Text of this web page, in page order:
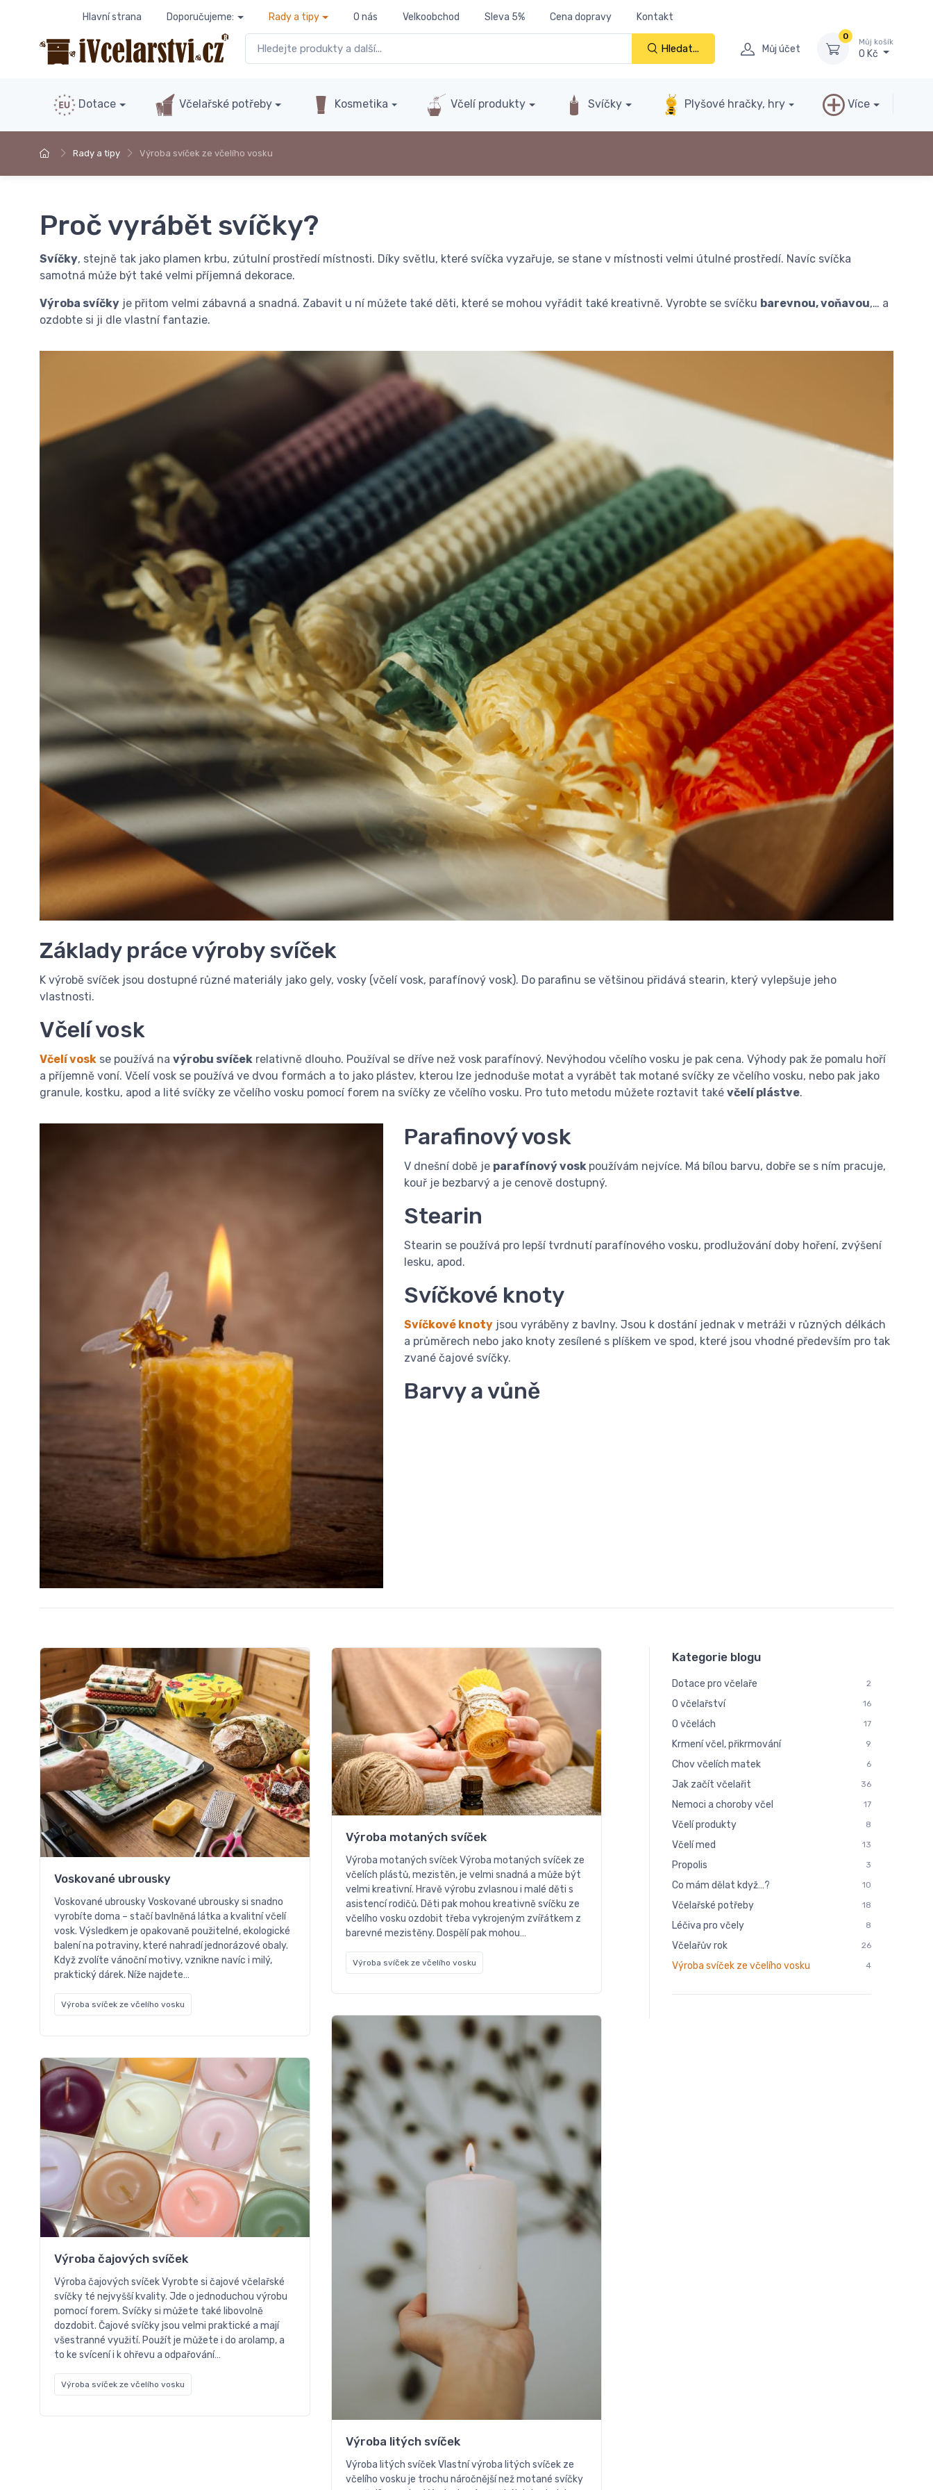
Hlavní strana Doporučujeme: Rady a tipy O nás Velkoobchod Sleva 5% Cena dopravy Kontakt
Hledat... Můj účet
0
Můj košík
0 Kč
Dotace Včelařské potřeby Kosmetika Včelí produkty Svíčky Plyšové hračky, hry Více
Rady a tipy Výroba svíček ze včelího vosku
Proč vyrábět svíčky?
Svíčky, stejně tak jako plamen krbu, zútulní prostředí místnosti. Díky světlu, které svíčka vyzařuje, se stane v místnosti velmi útulné prostředí. Navíc svíčka
samotná může být také velmi příjemná dekorace.
Výroba svíčky je přitom velmi zábavná a snadná. Zabavit u ní můžete také děti, které se mohou vyřádit také kreativně. Vyrobte se svíčku barevnou, voňavou,… a
ozdobte si ji dle vlastní fantazie.
Základy práce výroby svíček
K výrobě svíček jsou dostupné různé materiály jako gely, vosky (včelí vosk, parafínový vosk). Do parafinu se většinou přidává stearin, který vylepšuje jeho
vlastnosti.
Včelí vosk
Včelí vosk se používá na výrobu svíček relativně dlouho. Používal se dříve než vosk parafínový. Nevýhodou včelího vosku je pak cena. Výhody pak že pomalu hoří
a příjemně voní. Včelí vosk se používá ve dvou formách a to jako plástev, kterou lze jednoduše motat a vyrábět tak motané svíčky ze včelího vosku, nebo pak jako
granule, kostku, apod a lité svíčky ze včelího vosku pomocí forem na svíčky ze včelího vosku. Pro tuto metodu můžete roztavit také včelí plástve.
Parafinový vosk
V dnešní době je parafínový vosk používám nejvíce. Má bílou barvu, dobře se s ním pracuje,
kouř je bezbarvý a je cenově dostupný.
Stearin
​Stearin se používá pro lepší tvrdnutí parafínového vosku, prodlužování doby hoření, zvýšení
lesku, apod.
​Svíčkové knoty
​Svíčkové knoty jsou vyráběny z bavlny. Jsou k dostání jednak v metráži v různých délkách
a průměrech nebo jako knoty zesílené s plíškem ve spod, které jsou vhodné především pro tak
zvané čajové svíčky.
Barvy a vůně
Voskované ubrousky
Voskované ubrousky Voskované ubrousky si snadno
vyrobíte doma – stačí bavlněná látka a kvalitní včelí
vosk. Výsledkem je opakovaně použitelné, ekologické
balení na potraviny, které nahradí jednorázové obaly.
Když zvolíte vánoční motivy, vznikne navíc i milý,
praktický dárek. Níže najdete…
Výroba svíček ze včelího vosku
Výroba motaných svíček
Výroba motaných svíček Výroba motaných svíček ze
včelích plástů, mezistěn, je velmi snadná a může být
velmi kreativní. Hravě výrobu zvlasnou i malé děti s
asistencí rodičů. Děti pak mohou kreativně svíčku ze
včelího vosku ozdobit třeba vykrojeným zvířátkem z
barevné mezistěny. Dospělí pak mohou…
Výroba svíček ze včelího vosku
Výroba litých svíček
Výroba litých svíček Vlastní výroba litých svíček ze
včelího vosku je trochu náročnější než motané svíčky
Výroba čajových svíček
Výroba čajových svíček Vyrobte si čajové včelařské
svíčky té nejvyšší kvality. Jde o jednoduchou výrobu
pomocí forem. Svíčky si můžete také libovolně
dozdobit. Čajové svíčky jsou velmi praktické a mají
všestranné využití. Použít je můžete i do arolamp, a
to ke svícení i k ohřevu a odpařování…
Výroba svíček ze včelího vosku
Kategorie blogu
Dotace pro včelaře 2
O včelařství 16
O včelách 17
Krmení včel, přikrmování 9
Chov včelích matek 6
Jak začít včelařit 36
Nemoci a choroby včel 17
Včelí produkty 8
Včelí med 13
Propolis 3
Co mám dělat když…? 10
Včelařské potřeby 18
Léčiva pro včely 8
Včelařův rok 26
Výroba svíček ze včelího vosku 4